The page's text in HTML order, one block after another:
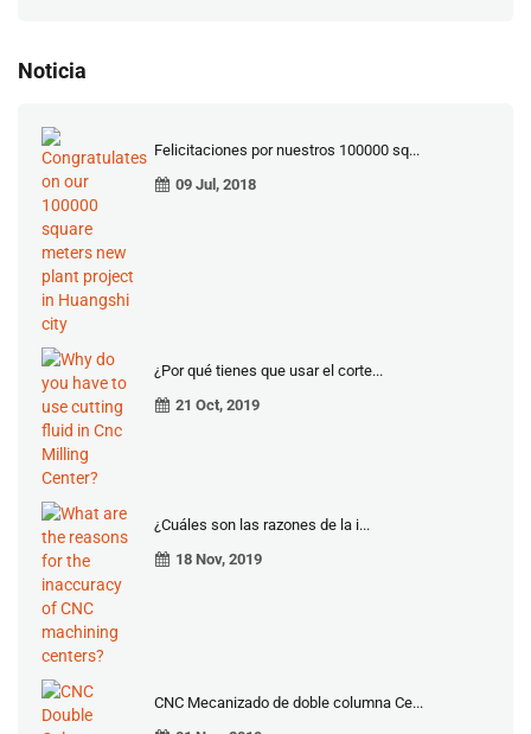
Noticia
Felicitaciones por nuestros 100000 sq...
09 Jul, 2018
¿Por qué tienes que usar el corte...
21 Oct, 2019
¿Cuáles son las razones de la i...
18 Nov, 2019
CNC Mecanizado de doble columna Ce...